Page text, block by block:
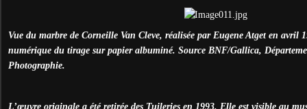
Vue du marbre de Corneille Van Cleve, réalisée par Eugene Atget en avril
numérique du tirage sur papier albuminé. Source BNF/Gallica,
Photographie.
L’œuvre originale a été retirée des Tuileries en 1993. Elle est visible au